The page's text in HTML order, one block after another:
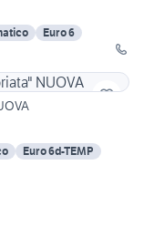
Euro 6
Euro 6d-TEMP